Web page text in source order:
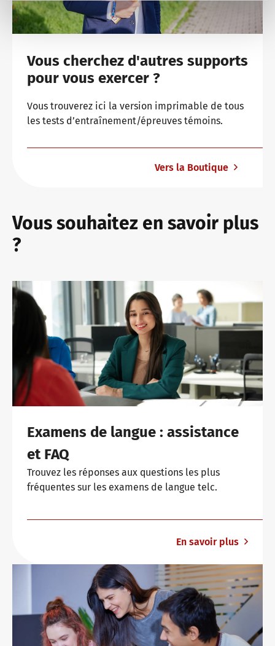
Vous cherchez d'autres supports
pour vous exercer ?
Vous trouverez ici la version imprimable de tous
les tests d’entraînement/épreuves témoins.
Vers la Boutique
Vous souhaitez en savoir plus
?
Examens de langue : assistance
et FAQ
Trouvez les réponses aux questions les plus
fréquentes sur les examens de langue telc.
En savoir plus